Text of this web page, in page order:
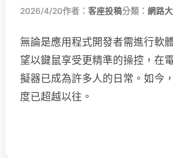
2026/4/20作者： 客座投稿分類： 網路
無論是應用程式開發者需進行軟
望以鍵鼠享受更精準的操控，在
擬器已成為許多人的日常。如今
度已超越以往。